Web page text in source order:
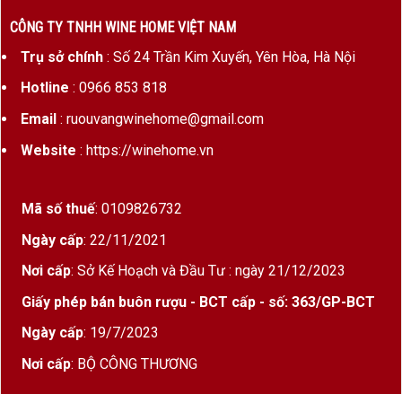
CÔNG TY TNHH WINE HOME VIỆT NAM
Trụ sở chính: Số 24 Trần Kim Xuyến, Yên Hòa, Hà Nội
Hotline : 0966 853 818
Email: ruouvangwinehome@gmail.com
Website : https://winehome.vn
Mã số thuế: 0109826732
Ngày cấp: 22/11/2021
Nơi cấp: Sở Kế Hoạch và Đầu Tư : ngày 21/12/2023
Giấy phép bán buôn rượu - BCT cấp - số: 363/GP-BCT
Ngày cấp: 19/7/2023
Nơi cấp: BỘ CÔNG THƯƠNG